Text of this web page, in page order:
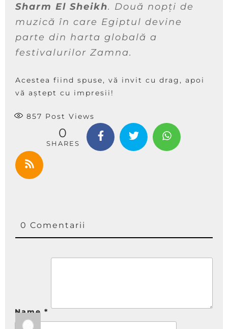
Sharm El Sheikh. Două nopți de
muzică în care Egiptul devine
parte din harta globală a
festivalurilor Zamna.
Acestea fiind spuse, vă invit cu drag, apoi
vă aștept cu impresii!
857 Post Views
0
SHARES
0 Comentarii
Name *